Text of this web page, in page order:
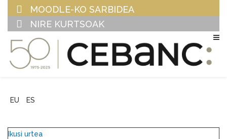
MOODLE-KO SARBIDEA
NIRE KURTSOAK
EU ES
Ikusi urtea